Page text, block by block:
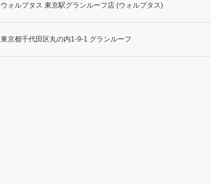
ウォルプタス 東京駅グランルーフ店 (ウォルプタス)
東京都千代田区丸の内1-9-1 グランルーフ